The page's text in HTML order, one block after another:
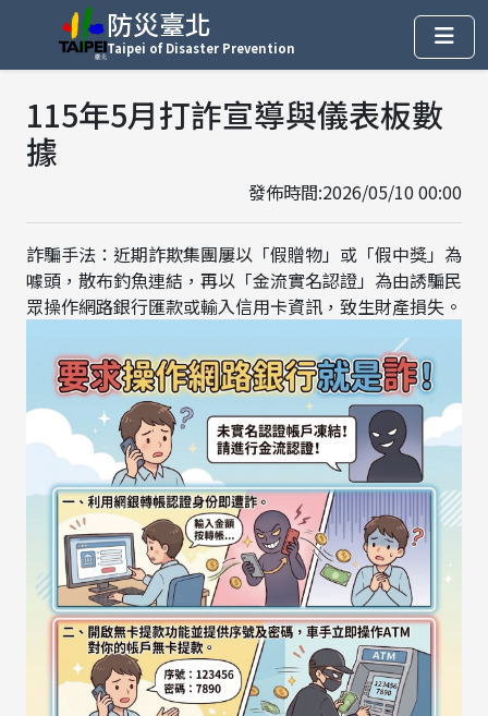
防災臺北
Taipei of Disaster Prevention
115年5月打詐宣導與儀表板數
據
發佈時間:2026/05/10 00:00
詐騙手法：近期詐欺集團屢以「假贈物」或「假中獎」為
噱頭，散布釣魚連結，再以「金流實名認證」為由誘騙民
眾操作網路銀行匯款或輸入信用卡資訊，致生財產損失。